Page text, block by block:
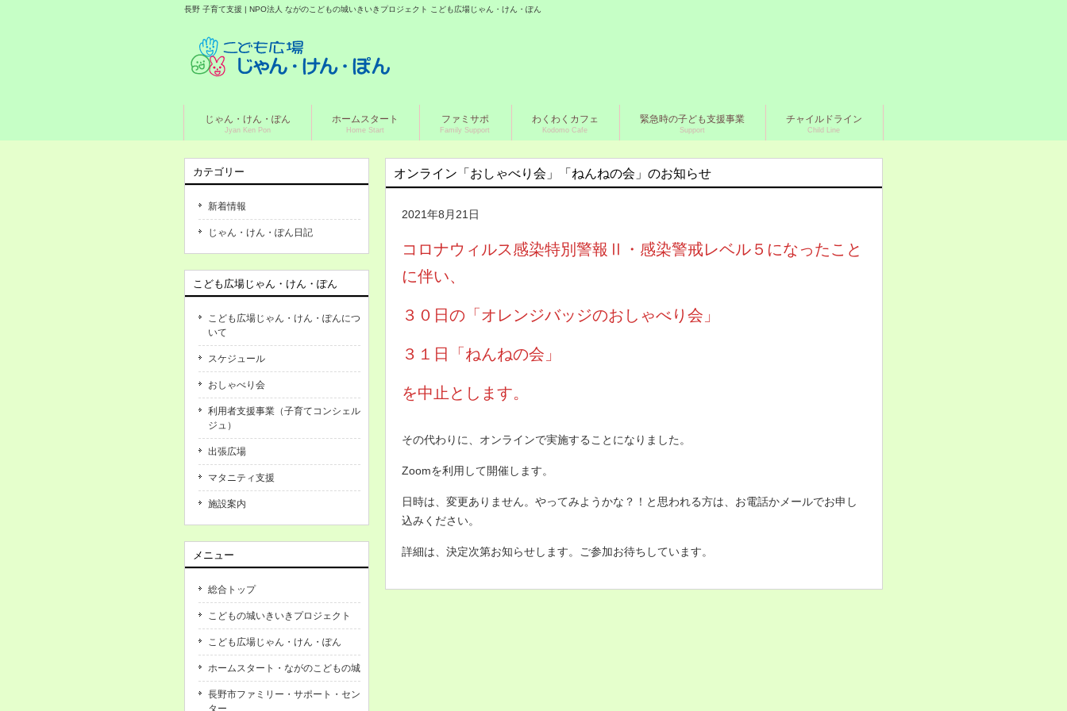
長野 子育て支援 | NPO法人 ながのこどもの城いきいきプロジェクト こども広場じゃん・けん・ぽん
じゃん・けん・ぽん
Jyan Ken Pon
ホームスタート
Home Start
ファミサポ
Family Support
わくわくカフェ
Kodomo Cafe
緊急時の子ども支援事業
Support
チャイルドライン
Child Line
オンライン「おしゃべり会」「ねんねの会」のお知らせ
2021年8月21日
コロナウィルス感染特別警報Ⅱ・感染警戒レベル５になったこと
に伴い、
３０日の「オレンジバッジのおしゃべり会」
３１日「ねんねの会」
を中止とします。
その代わりに、オンラインで実施することになりました。
Zoomを利用して開催します。
日時は、変更ありません。やってみようかな？！と思われる方は、お電話かメールでお申し
込みください。
詳細は、決定次第お知らせします。ご参加お待ちしています。
カテゴリー
新着情報
じゃん・けん・ぽん日記
こども広場じゃん・けん・ぽん
こども広場じゃん・けん・ぽんにつ
いて
スケジュール
おしゃべり会
利用者支援事業（子育てコンシェル
ジュ）
出張広場
マタニティ支援
施設案内
メニュー
総合トップ
こどもの城いきいきプロジェクト
こども広場じゃん・けん・ぽん
ホームスタート・ながのこどもの城
長野市ファミリー・サポート・セン
ター